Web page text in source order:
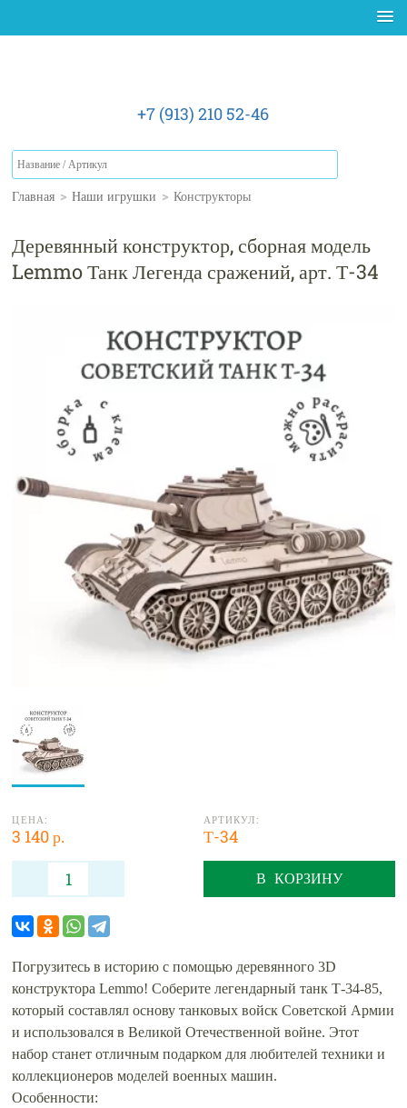
+7 (913) 210 52-46
Главная > Наши игрушки > Конструкторы
Деревянный конструктор, сборная модель
Lemmo Танк Легенда сражений, арт. Т-34
ЦЕНА:
3 140 р.
АРТИКУЛ:
Т-34
В КОРЗИНУ
Погрузитесь в историю с помощью деревянного 3D
конструктора Lemmo! Соберите легендарный танк Т-34-85,
который составлял основу танковых войск Советской Армии
и использовался в Великой Отечественной войне. Этот
набор станет отличным подарком для любителей техники и
коллекционеров моделей военных машин.
Особенности: